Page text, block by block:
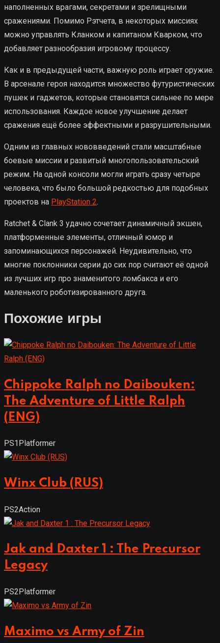
наполненных врагами, секретами и зрелищными
сражениями. Помимо Рэтчета, в некоторых миссиях
можно управлять Кланком и капитаном Кварком, что
добавляет разнообразия игровому процессу.
Как и в предыдущей части, важную роль играет оружие.
В арсенале героя находится множество футуристических
пушек и гаджетов, которые становятся сильнее по мере
использования. Каждое новое улучшение делает
сражения ещё более эффектными и разрушительными.
Одним из главных нововведений стали масштабные
боевые миссии и развитый многопользовательский
режим. На одной консоли могли играть сразу четыре
человека, что было большой редкостью для подобных
проектов на PlayStation 2.
Ratchet & Clank 3 удачно сочетает динамичный экшен,
платформенные элементы, отличный юмор и
запоминающихся персонажей. Неудивительно, что
многие поклонники серии до сих пор считают её одной
из лучших игр про знаменитого ломбакса и его
маленького роботизированного друга.
Похожие игры
Chippoke Ralph no Daibouken:
The Adventure of Little Ralph
(ENG)
PS1 Platformer
Winx Club (RUS)
PS2Action
Jak and Daxter 1 : The Precursor
Legacy
PS2Platformer
Maximo vs Army of Zin